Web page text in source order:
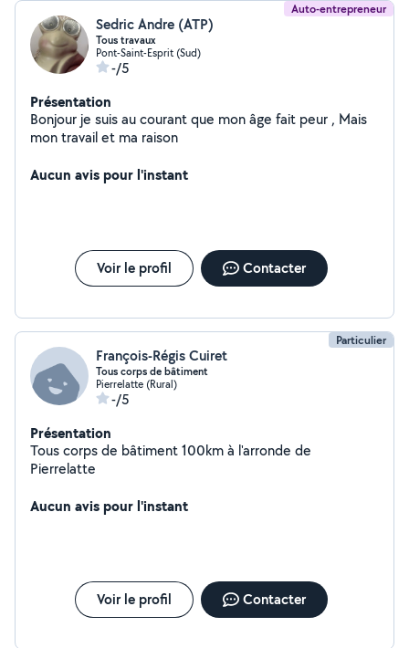
Auto-entrepreneur
Sedric Andre (ATP)
Tous travaux
Pont-Saint-Esprit (Sud)
-/5
Présentation
Bonjour je suis au courant que mon âge fait peur , Mais
mon travail et ma raison
Aucun avis pour l'instant
Voir le profil Contacter
Particulier
François-Régis Cuiret
Tous corps de bâtiment
Pierrelatte (Rural)
-/5
Présentation
Tous corps de bâtiment 100km à l'arronde de
Pierrelatte
Aucun avis pour l'instant
Voir le profil Contacter